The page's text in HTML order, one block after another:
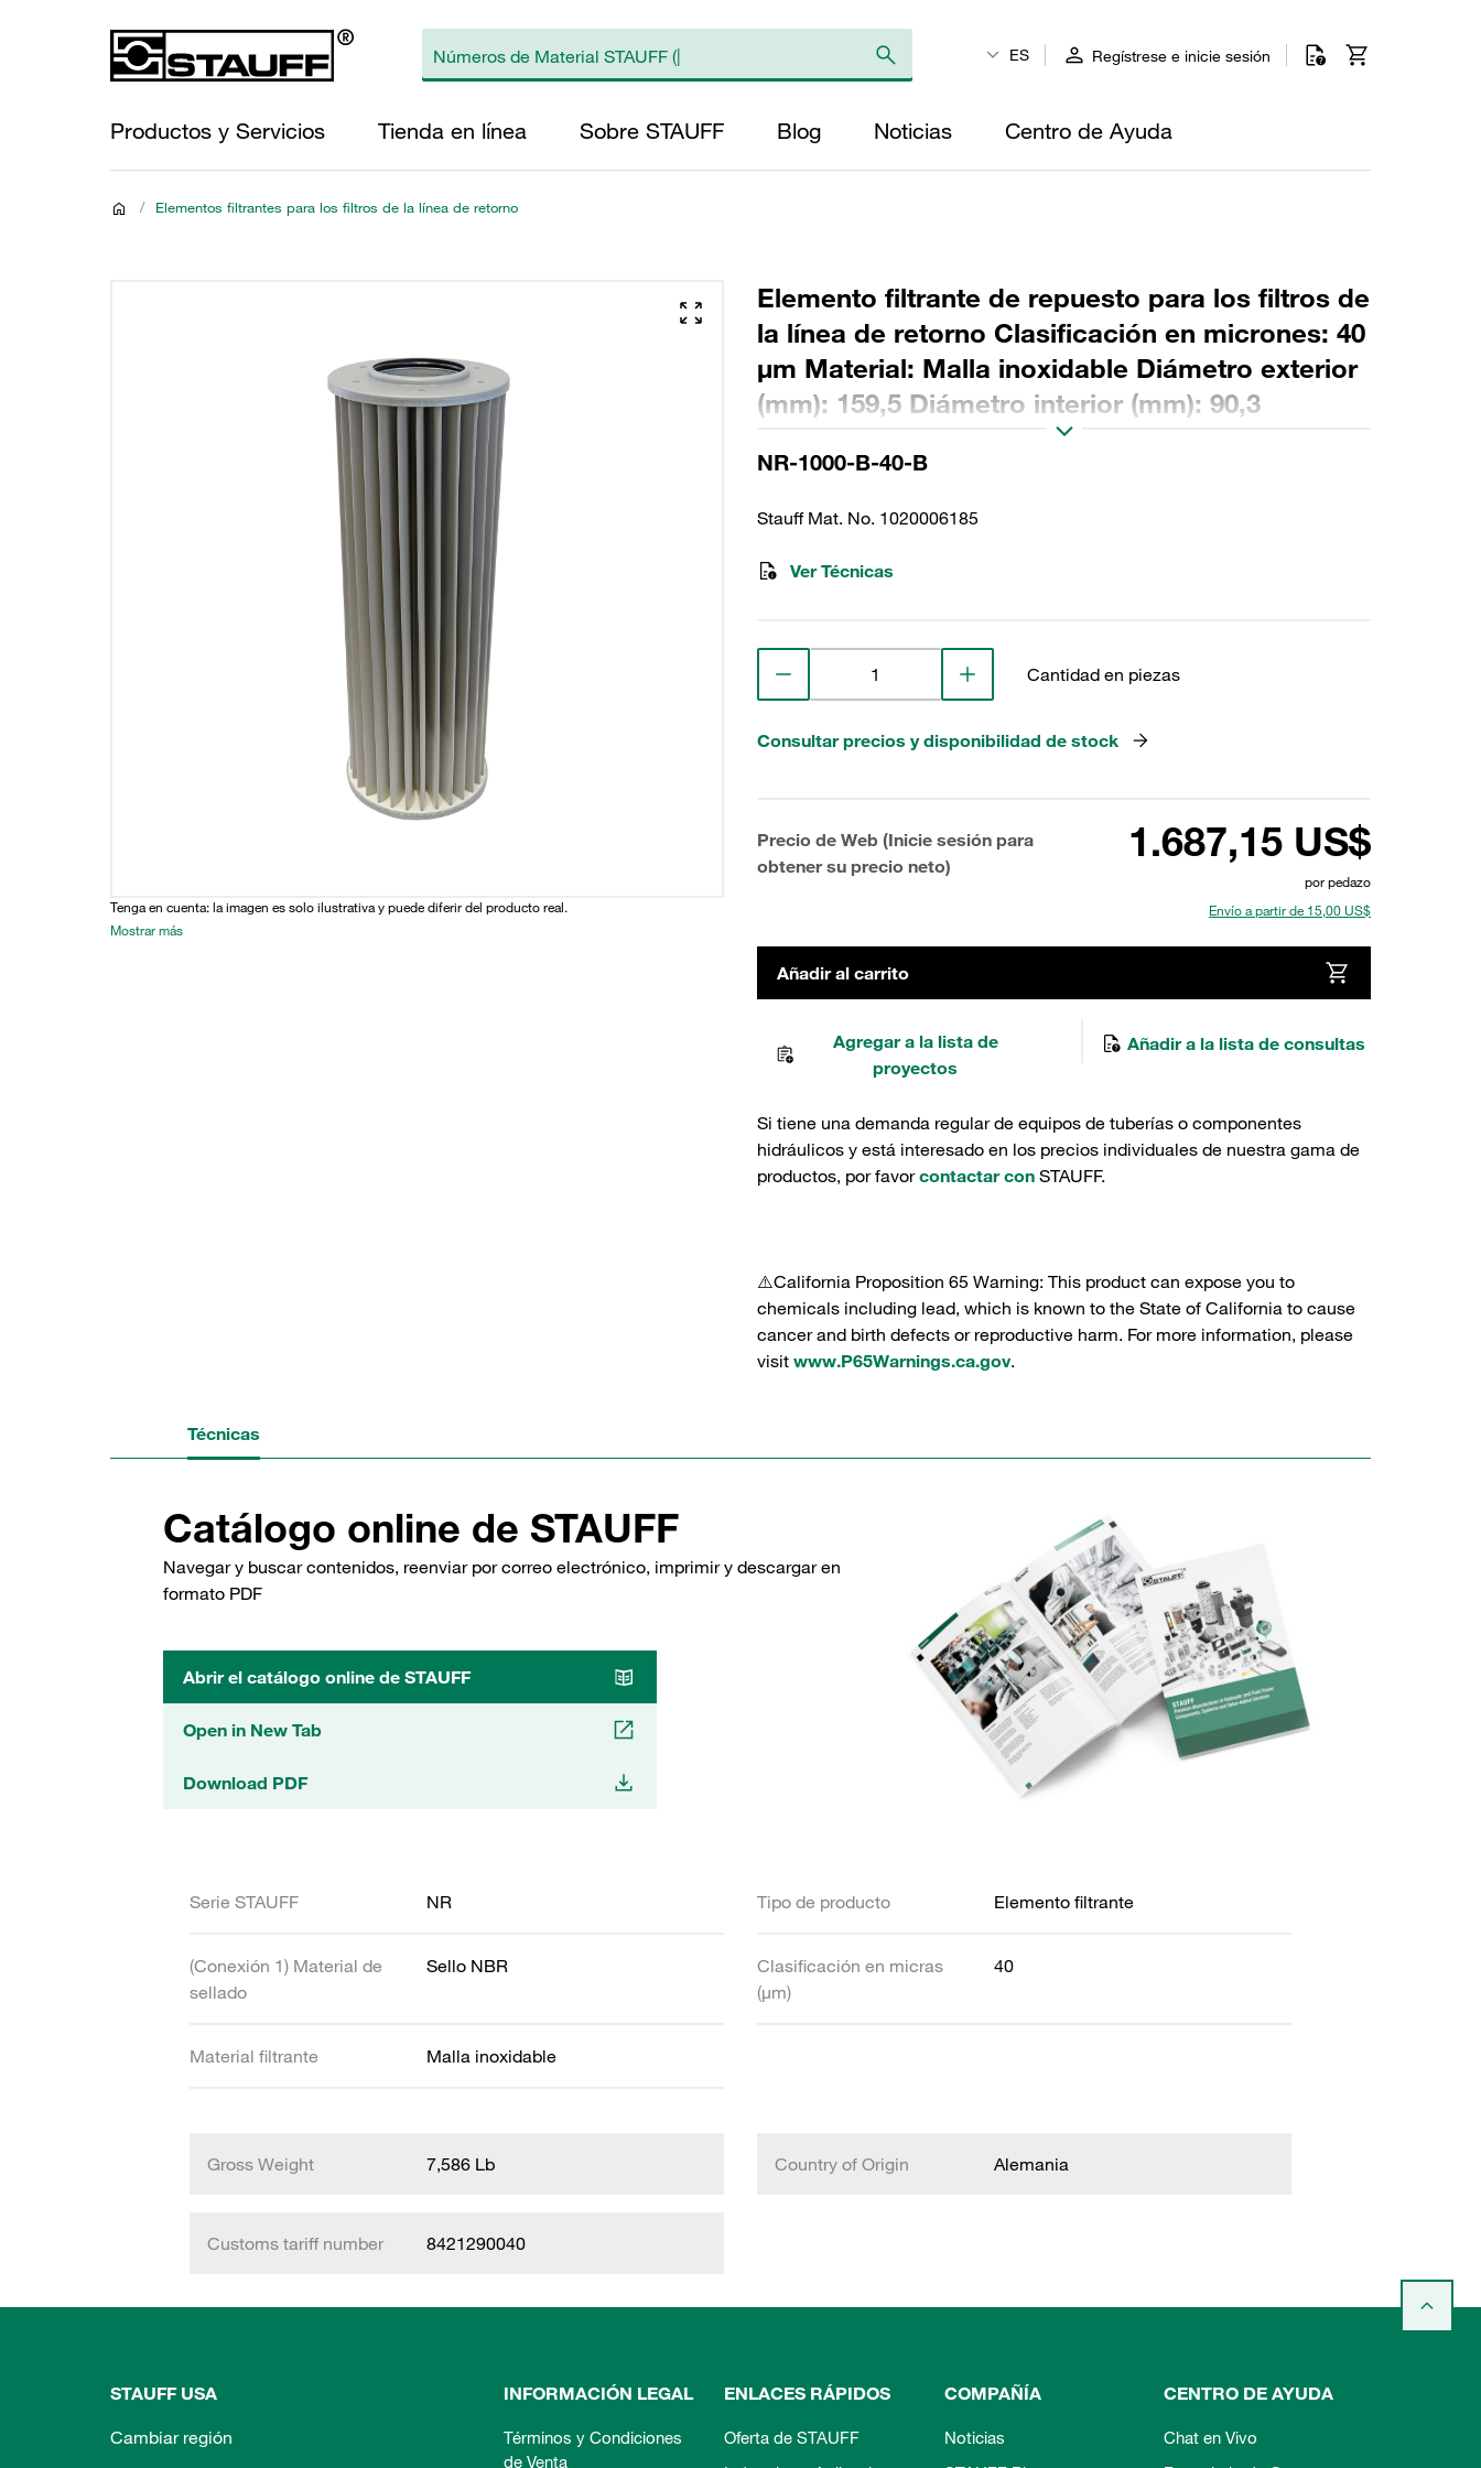
ES Regístrese e inicie sesión
Productos y Servicios Tienda en línea Sobre STAUFF Blog Noticias Centro de Ayuda
/ Elementos filtrantes para los filtros de la línea de retorno
Tenga en cuenta: la imagen es solo ilustrativa y puede diferir del producto real.
Mostrar más
Elemento filtrante de repuesto para los filtros de
la línea de retorno Clasificación en micrones: 40
µm Material: Malla inoxidable Diámetro exterior
(mm): 159,5 Diámetro interior (mm): 90,3
Longitud (mm): 399 Sellado: NBR, relación β >2
NR-1000-B-40-B
Stauff Mat. No. 1020006185
Ver Técnicas
Cantidad en piezas
Consultar precios y disponibilidad de stock
Precio de Web (Inicie sesión para
obtener su precio neto)
1.687,15 US$
por pedazo
Envío a partir de 15,00 US$
Añadir al carrito
Agregar a la lista de
proyectos
Añadir a la lista de consultas
Si tiene una demanda regular de equipos de tuberías o componentes
hidráulicos y está interesado en los precios individuales de nuestra gama de
productos, por favorcontactar con STAUFF.
⚠️California Proposition 65 Warning: This product can expose you to
chemicals including lead, which is known to the State of California to cause
cancer and birth defects or reproductive harm. For more information, please
visit www.P65Warnings.ca.gov.
Técnicas
Catálogo online de STAUFF
Navegar y buscar contenidos, reenviar por correo electrónico, imprimir y descargar en
formato PDF
Abrir el catálogo online de STAUFF
Open in New Tab
Download PDF
Serie STAUFF NR Tipo de producto Elemento filtrante
(Conexión 1) Material de
sellado
Sello NBR
Clasificación en micras
(µm)
40
Material filtrante Malla inoxidable
Gross Weight 7,586 Lb Country of Origin Alemania
Customs tariff number 8421290040
STAUFF USA
Cambiar región
INFORMACIÓN LEGAL
Términos y Condiciones
de Venta
ENLACES RÁPIDOS
Oferta de STAUFF
COMPAÑÍA
Noticias
CENTRO DE AYUDA
Chat en Vivo